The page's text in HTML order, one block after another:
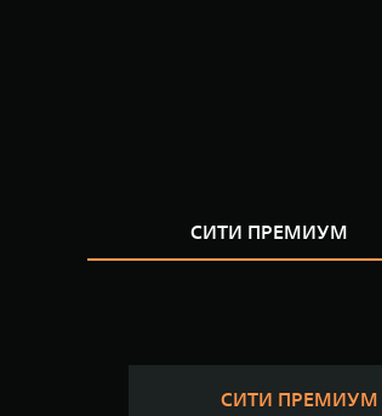
СИТИ ПРЕМИУМ
СИТИ ПРЕМИУМ